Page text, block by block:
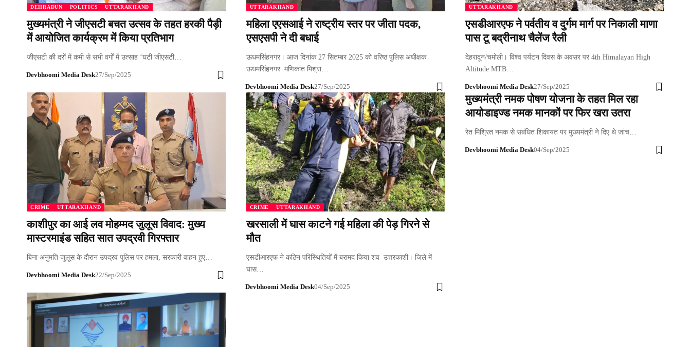
DEHRADUN POLITICS UTTARAKHAND
मुख्यमंत्री ने जीएसटी बचत उत्सव के तहत हरकी पैड़ी
में आयोजित कार्यक्रम में किया प्रतिभाग
जीएसटी की दरों में कमी से सभी वर्गों में उत्साह ‘घटी जीएसटी…
Devbhoomi Media Desk27/Sep/2025
UTTARAKHAND
महिला एएसआई ने राष्ट्रीय स्तर पर जीता पदक,
एसएसपी ने दी बधाई
ऊधमसिंहनगर। आज दिनांक 27 सितम्बर 2025 को वरिष्ठ पुलिस अधीक्षक
ऊधमसिंहनगर मणिकांत मिश्रा…
Devbhoomi Media Desk27/Sep/2025
UTTARAKHAND
एसडीआरएफ ने पर्वतीय व दुर्गम मार्ग पर निकाली माणा
पास टू बद्रीनाथ चैलेंज रैली
देहरादून/चमोली। विश्व पर्यटन दिवस के अवसर पर 4th Himalayan High
Altitude MTB…
Devbhoomi Media Desk27/Sep/2025
CRIME UTTARAKHAND
काशीपुर का आई लव मोहम्मद जुलूस विवाद: मुख्य
मास्टरमाइंड सहित सात उपद्रवी गिरफ्तार
बिना अनुमति जुलूस के दौरान उपद्रव पुलिस पर हमला, सरकारी वाहन हुए…
Devbhoomi Media Desk22/Sep/2025
CRIME UTTARAKHAND
खरसाली में घास काटने गई महिला की पेड़ गिरने से
मौत
एसडीआरएफ ने कठिन परिस्थितियों में बरामद किया शव उत्तरकाशी। जिले में
घास…
Devbhoomi Media Desk04/Sep/2025
मुख्यमंत्री नमक पोषण योजना के तहत मिल रहा
आयोडाइज्ड नमक मानकों पर फिर खरा उतरा
रेत मिश्रित नमक से संबंधित शिकायत पर मुख्यमंत्री ने दिए थे जांच…
Devbhoomi Media Desk04/Sep/2025